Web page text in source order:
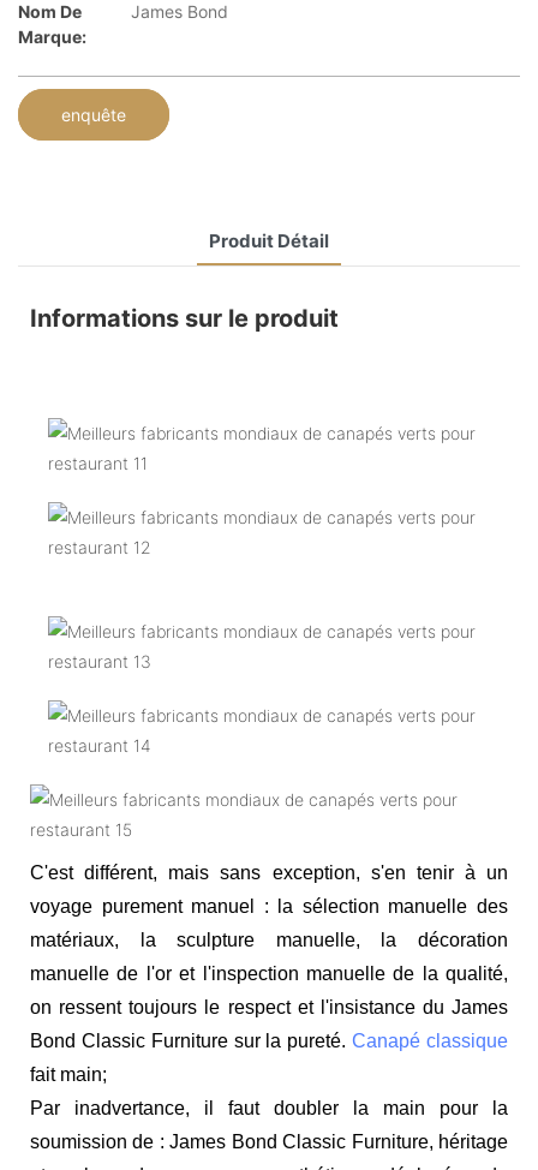
Nom De
Marque:
James Bond
enquête
Produit Détail
Informations sur le produit
C'est différent, mais sans exception, s'en tenir à un
voyage purement manuel : la sélection manuelle des
matériaux, la sculpture manuelle, la décoration
manuelle de l'or et l'inspection manuelle de la qualité,
on ressent toujours le respect et l'insistance du James
Bond Classic Furniture sur la pureté.Canapé classique
fait main;
Par inadvertance, il faut doubler la main pour la
soumission de : James Bond Classic Furniture, héritage